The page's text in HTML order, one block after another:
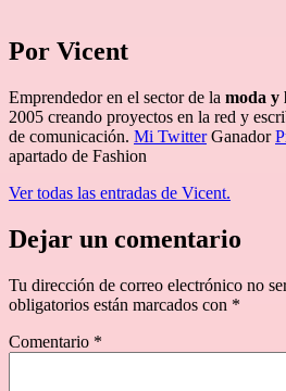
Por Vicent
Emprendedor en el sector de la moda y
2005 creando proyectos en la red y
de comunicación. Mi TwitterGanador
apartado de Fashion
Ver todas las entradas de Vicent.
Dejar un comentario
Tu dirección de correo electrónico no
obligatorios están marcados con *
Comentario *